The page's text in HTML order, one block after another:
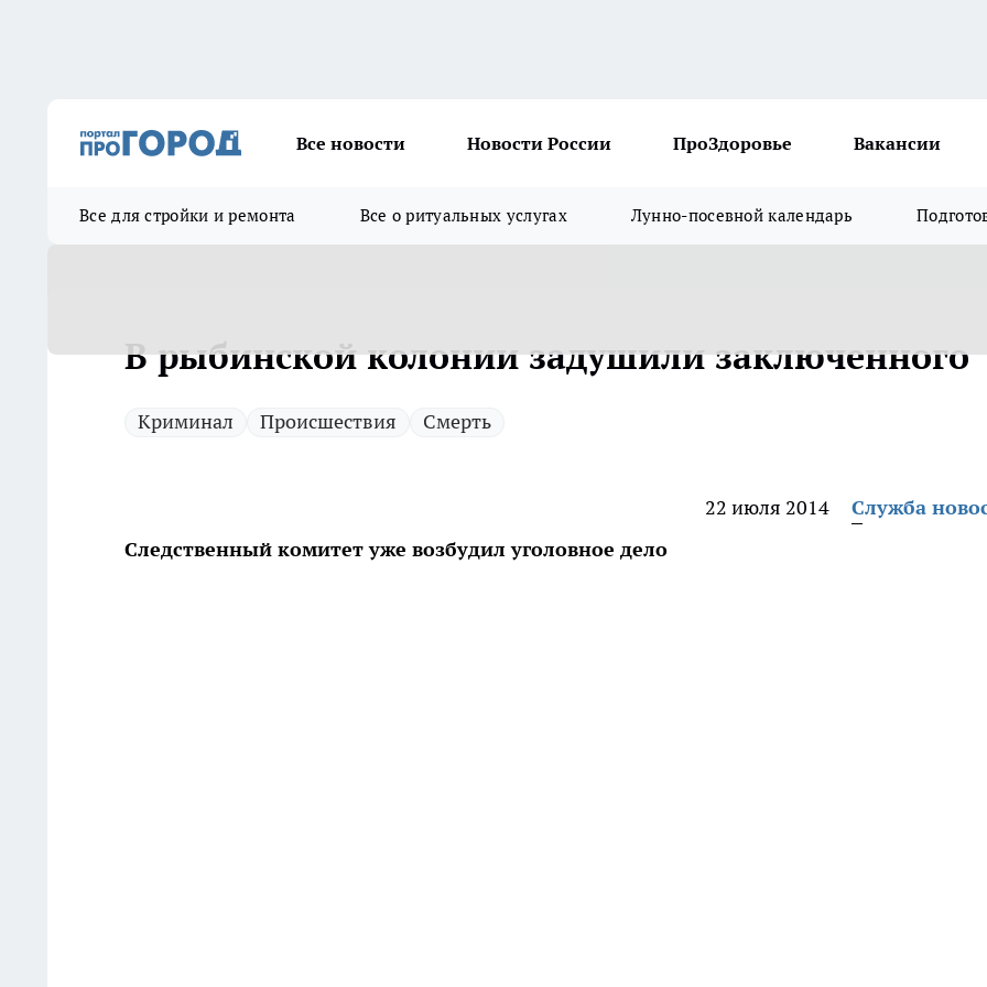
Все новости Новости России ПроЗдоровье Вакансии
Все для стройки и ремонта Все о ритуальных услугах Лунно-посевной календарь
В рыбинской колонии задушили заключенного
Криминал Происшествия Смерть
22 июля 2014
Служба
Следственный комитет уже возбудил уголовное дело